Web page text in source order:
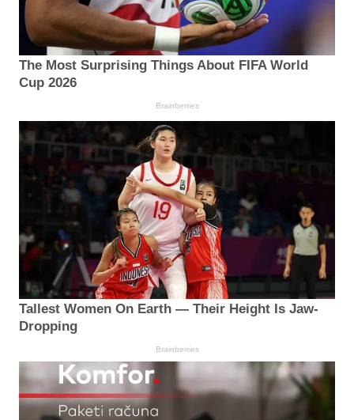
The Most Surprising Things About FIFA World
Cup 2026
Brainberries
Tallest Women On Earth — Their Height Is Jaw-
Dropping
Brainberries